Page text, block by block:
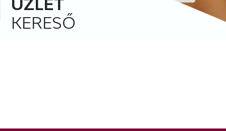
KERESŐ